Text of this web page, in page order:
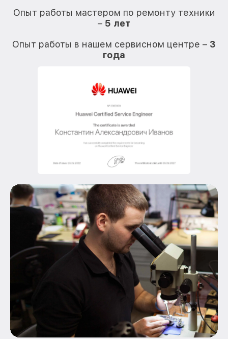
Опыт работы мастером по ремонту техники
– 5 лет
Опыт работы в нашем сервисном центре – 3
года